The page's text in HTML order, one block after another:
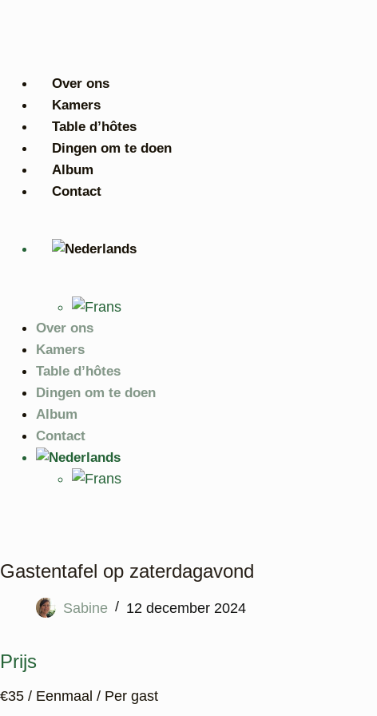
Over ons
Kamers
Table d’hôtes
Dingen om te doen
Album
Contact
Over ons
Kamers
Table d’hôtes
Dingen om te doen
Album
Contact
Gastentafel op zaterdagavond
Sabine 12 december 2024
Prijs
€35 / Eenmaal / Per gast